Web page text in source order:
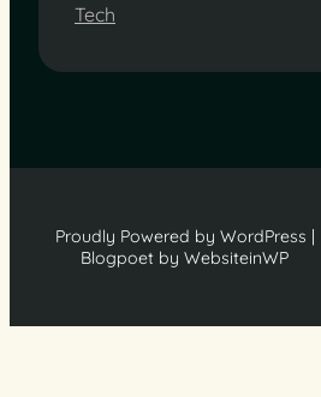
Tech
Proudly Powered by WordPress |
Blogpoet by WebsiteinWP